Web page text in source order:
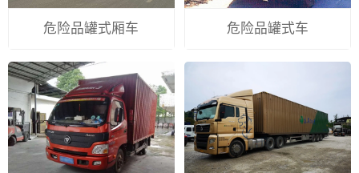
危险品罐式厢车 危险品罐式车